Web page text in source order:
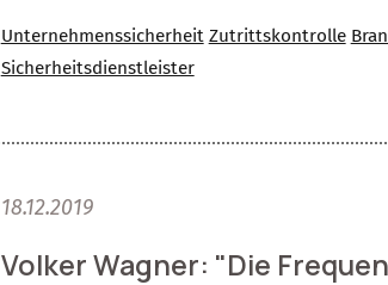
Unternehmenssicherheit Zutrittskontrolle
Sicherheitsdienstleister
18.12.2019
Volker Wagner: "Die